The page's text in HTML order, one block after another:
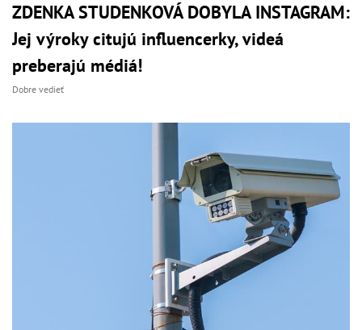
ZDENKA STUDENKOVÁ DOBYLA INSTAGRAM:
Jej výroky citujú influencerky, videá
preberajú médiá!
Dobre vedieť